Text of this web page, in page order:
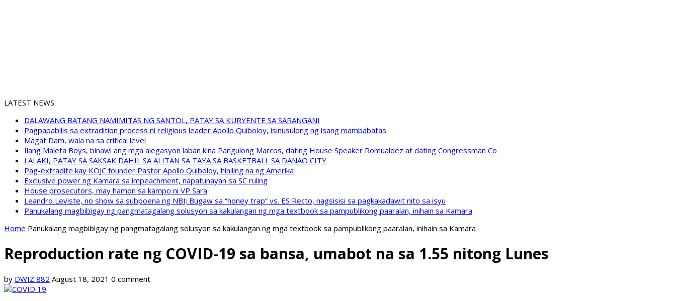
LATEST NEWS
DALAWANG BATANG NAMIMITAS NG SANTOL, PATAY SA KURYENTE SA SARANGANI
Pagpapabilis sa extradition process ni religious leader Apollo Quiboloy, isinusulong ng isang mambabatas
Magat Dam, wala na sa critical level
Ilang Maleta Boys, binawi ang mga alegasyon laban kina Pangulong Marcos, dating House Speaker Romualdez at dating Congressman Co
LALAKI, PATAY SA SAKSAK DAHIL SA ALITAN SA TAYA SA BASKETBALL SA DANAO CITY
Pag-extradite kay KOJC founder Pastor Apollo Quiboloy, hiniling na ng Amerika
Exclusive power ng Kamara sa impeachment, napatunayan sa SC ruling
House prosecutors, may hamon sa kampo ni VP Sara
Leandro Leviste, no show sa subpoena ng NBI; Bugaw sa “honey trap” vs. ES Recto, nagsisisi sa pagkakadawit nito sa isyu
Panukalang magbibigay ng pangmatagalang solusyon sa kakulangan ng mga textbook sa pampublikong paaralan, inihain sa Kamara
Home Panukalang magbibigay ng pangmatagalang solusyon sa kakulangan ng mga textbook sa pampublikong paaralan, inihain sa Kamara
Reproduction rate ng COVID-19 sa bansa, umabot na sa 1.55 nitong Lunes
by DWIZ 882 August 18, 2021 0 comment